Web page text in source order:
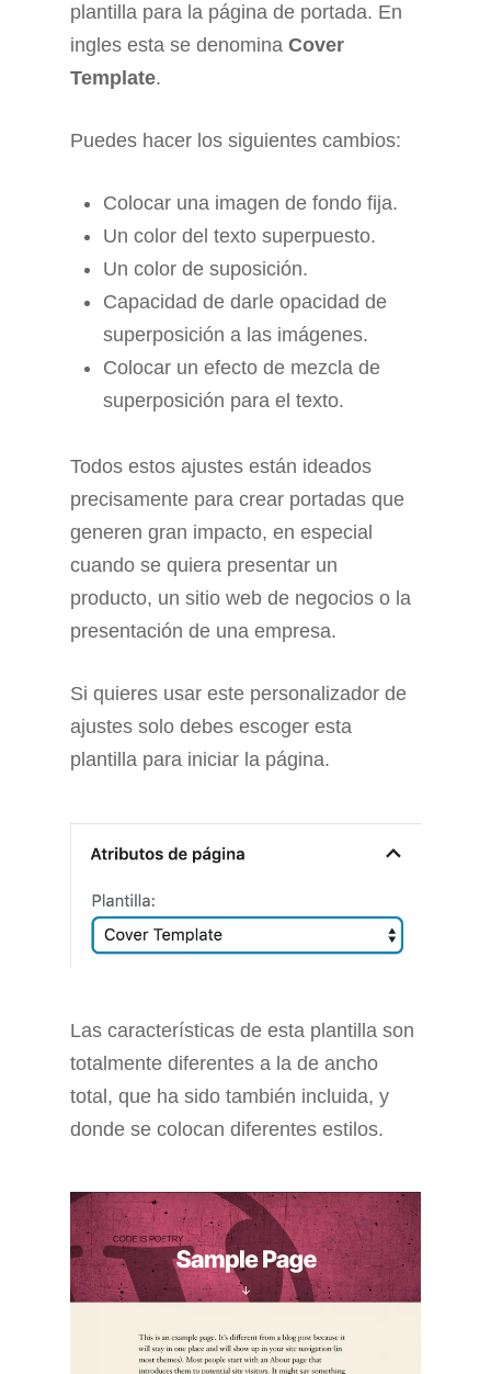
plantilla para la página de portada. En
ingles esta se denomina Cover
Template.
Puedes hacer los siguientes cambios:
Colocar una imagen de fondo fija.
Un color del texto superpuesto.
Un color de suposición.
Capacidad de darle opacidad de
superposición a las imágenes.
Colocar un efecto de mezcla de
superposición para el texto.
Todos estos ajustes están ideados
precisamente para crear portadas que
generen gran impacto, en especial
cuando se quiera presentar un
producto, un sitio web de negocios o la
presentación de una empresa.
Si quieres usar este personalizador de
ajustes solo debes escoger esta
plantilla para iniciar la página.
Las características de esta plantilla son
totalmente diferentes a la de ancho
total, que ha sido también incluida, y
donde se colocan diferentes estilos.